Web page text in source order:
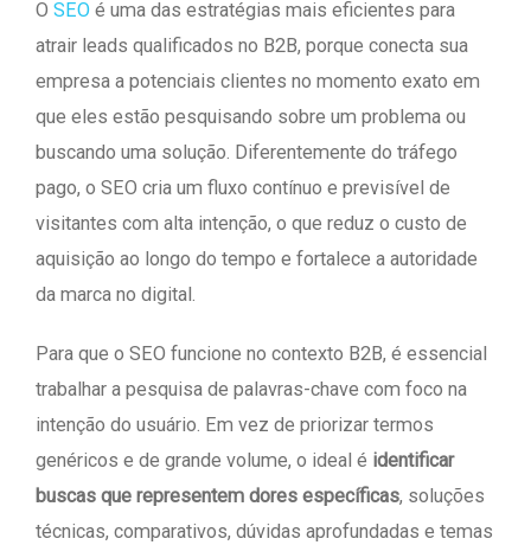
O SEO é uma das estratégias mais eficientes para
atrair leads qualificados no B2B, porque conecta sua
empresa a potenciais clientes no momento exato em
que eles estão pesquisando sobre um problema ou
buscando uma solução. Diferentemente do tráfego
pago, o SEO cria um fluxo contínuo e previsível de
visitantes com alta intenção, o que reduz o custo de
aquisição ao longo do tempo e fortalece a autoridade
da marca no digital.
Para que o SEO funcione no contexto B2B, é essencial
trabalhar a pesquisa de palavras-chave com foco na
intenção do usuário. Em vez de priorizar termos
genéricos e de grande volume, o ideal é identificar
buscas que representem dores específicas, soluções
técnicas, comparativos, dúvidas aprofundadas e temas